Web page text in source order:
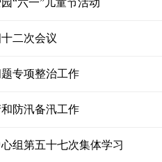
“六一”儿童节活动
二次会议
专项整治工作
防汛备汛工作
组第五十七次集体学习